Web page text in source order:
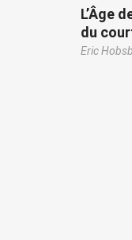
L’Âge
du
Eric